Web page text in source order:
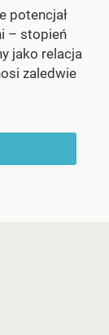
potencjał
– stopień
jako relacja
zaledwie